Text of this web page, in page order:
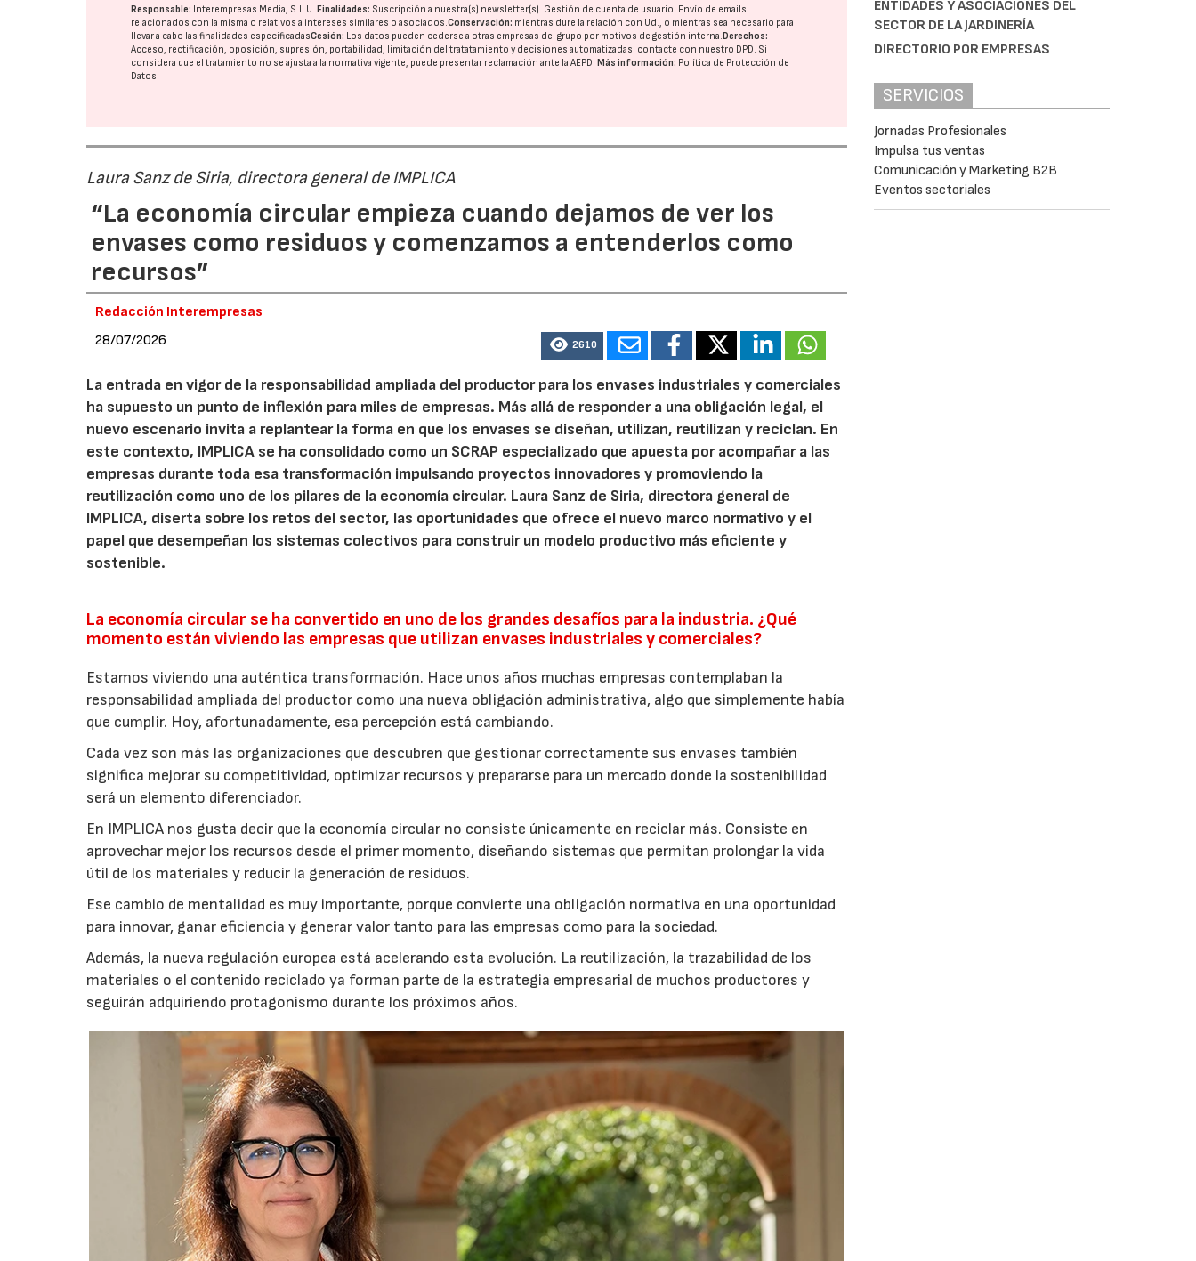
Responsable: Interempresas Media, S.L.U.Finalidades: Suscripción a nuestra(s) newsletter(s). Gestión de cuenta de usuario. Envío de emails
relacionados con la misma o relativos a intereses similares o asociados.Conservación: mientras dure la relación con Ud., o mientras sea necesario para
llevar a cabo las finalidades especificadasCesión: Los datos pueden cederse a otras empresas del grupo por motivos de gestión interna.Derechos:
Acceso, rectificación, oposición, supresión, portabilidad, limitación del tratatamiento y decisiones automatizadas: contacte con nuestro DPD. Si
considera que el tratamiento no se ajusta a la normativa vigente, puede presentar reclamación ante laAEPD.Más información: Política de Protección de
Datos
Laura Sanz de Siria, directora general de IMPLICA
“La economía circular empieza cuando dejamos de ver los
envases como residuos y comenzamos a entenderlos como
recursos”
Redacción Interempresas
28/07/2026
2610
La entrada en vigor de la responsabilidad ampliada del productor para los envases industriales y comerciales
ha supuesto un punto de inflexión para miles de empresas. Más allá de responder a una obligación legal, el
nuevo escenario invita a replantear la forma en que los envases se diseñan, utilizan, reutilizan y reciclan. En
este contexto, IMPLICA se ha consolidado como un SCRAP especializado que apuesta por acompañar a las
empresas durante toda esa transformación impulsando proyectos innovadores y promoviendo la
reutilización como uno de los pilares de la economía circular. Laura Sanz de Siria, directora general de
IMPLICA, diserta sobre los retos del sector, las oportunidades que ofrece el nuevo marco normativo y el
papel que desempeñan los sistemas colectivos para construir un modelo productivo más eficiente y
sostenible.
La economía circular se ha convertido en uno de los grandes desafíos para la industria. ¿Qué
momento están viviendo las empresas que utilizan envases industriales y comerciales?
Estamos viviendo una auténtica transformación. Hace unos años muchas empresas contemplaban la
responsabilidad ampliada del productor como una nueva obligación administrativa, algo que simplemente había
que cumplir. Hoy, afortunadamente, esa percepción está cambiando.
Cada vez son más las organizaciones que descubren que gestionar correctamente sus envases también
significa mejorar su competitividad, optimizar recursos y prepararse para un mercado donde la sostenibilidad
será un elemento diferenciador.
En IMPLICA nos gusta decir que la economía circular no consiste únicamente en reciclar más. Consiste en
aprovechar mejor los recursos desde el primer momento, diseñando sistemas que permitan prolongar la vida
útil de los materiales y reducir la generación de residuos.
Ese cambio de mentalidad es muy importante, porque convierte una obligación normativa en una oportunidad
para innovar, ganar eficiencia y generar valor tanto para las empresas como para la sociedad.
Además, la nueva regulación europea está acelerando esta evolución. La reutilización, la trazabilidad de los
materiales o el contenido reciclado ya forman parte de la estrategia empresarial de muchos productores y
seguirán adquiriendo protagonismo durante los próximos años.
ENTIDADES Y ASOCIACIONES DEL
SECTOR DE LA JARDINERÍA
DIRECTORIO POR EMPRESAS
SERVICIOS
Jornadas Profesionales
Impulsa tus ventas
Comunicación y Marketing B2B
Eventos sectoriales